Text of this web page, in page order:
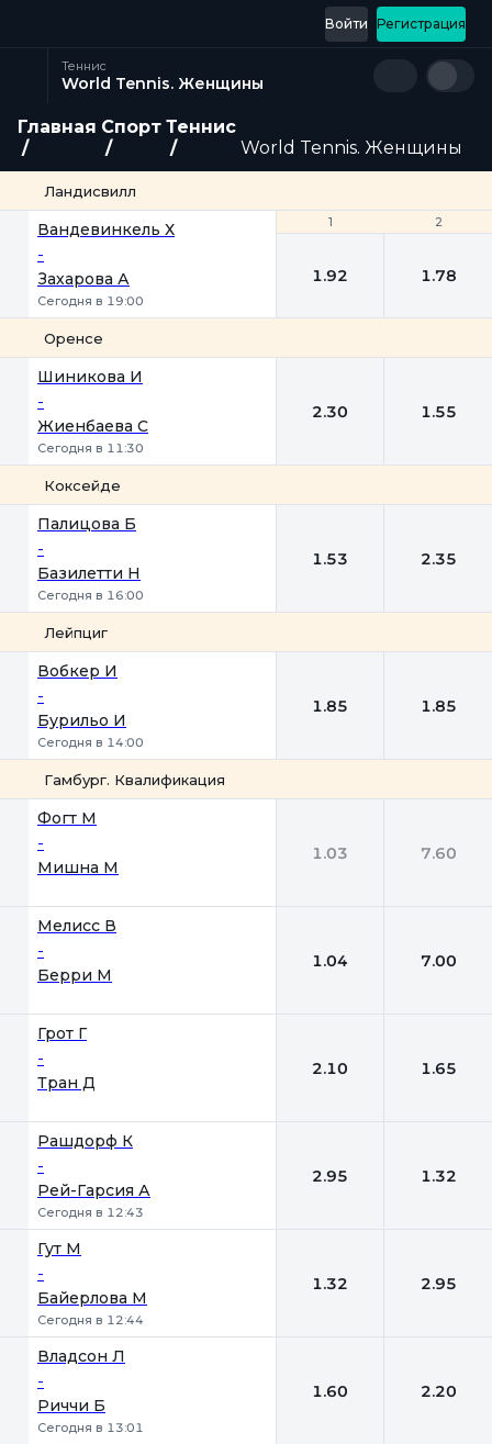
Регистрация
Войти
Теннис
World Tennis. Женщины
Главная Спорт Теннис
World Tennis. Женщины
Ландисвилл
1 2
Вандевинкель Х
-
Захарова А
Сегодня в 19:00
1 2
1.92 1.78
Оренсе
Шиникова И
-
Жиенбаева C
Сегодня в 11:30
2.30 1.55
Коксейде
Палицова Б
-
Базилетти Н
Сегодня в 16:00
1.53 2.35
Лейпциг
Вобкер И
-
Бурильо И
Сегодня в 14:00
1.85 1.85
Гамбург. Квалификация
Фогт М
-
Мишна М
1.03 7.60
Мелисс В
-
Берри М
1.04 7.00
Грот Г
-
Тран Д
2.10 1.65
Рашдорф К
-
Рей-Гарсия А
Сегодня в 12:43
2.95 1.32
Гут М
-
Байерлова М
Сегодня в 12:44
1.32 2.95
Владсон Л
-
Риччи Б
Сегодня в 13:01
1.60 2.20